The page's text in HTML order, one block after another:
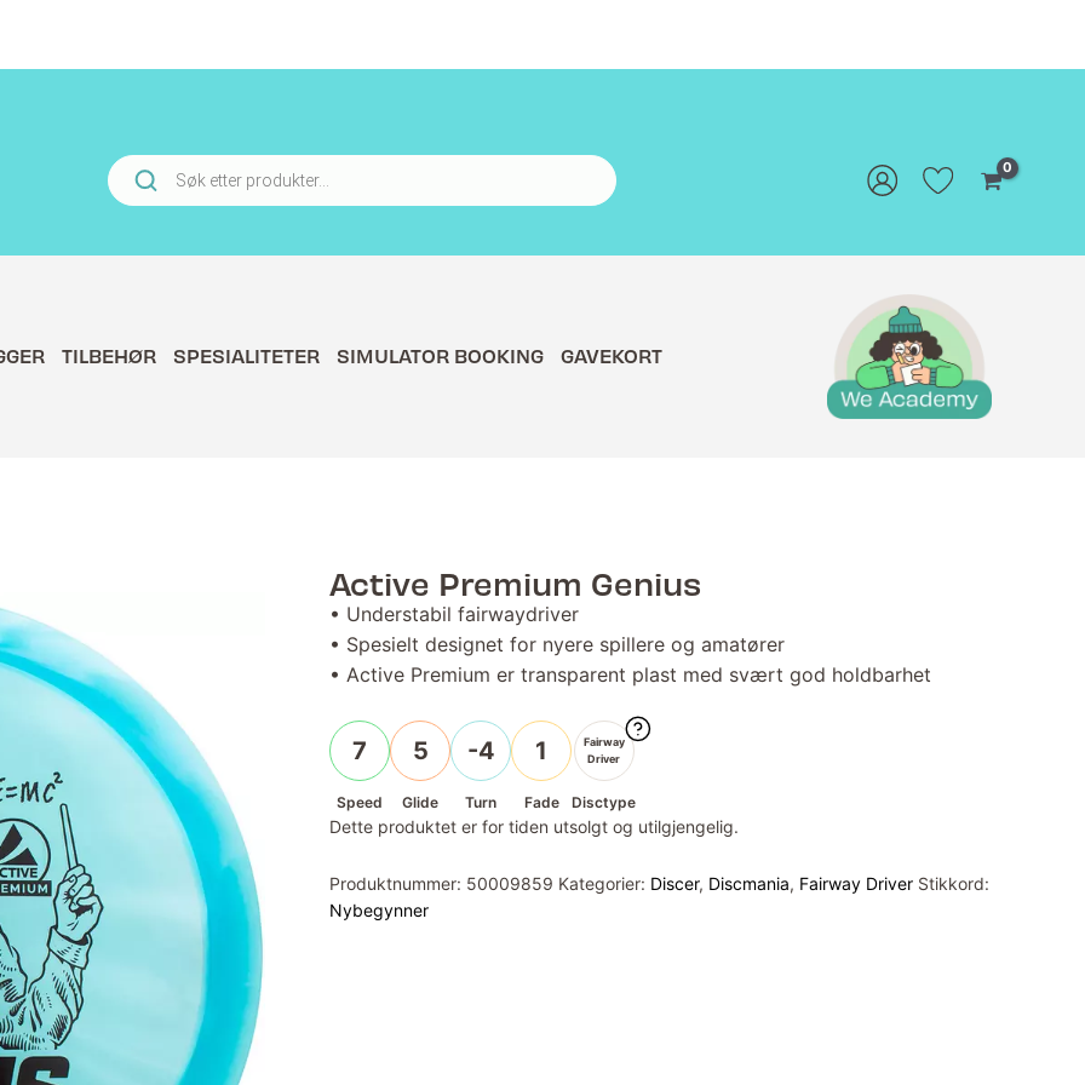
Products
search
TILBEHØR SPESIALITETER SIMULATOR BOOKING GAVEKORT
Active Premium Genius
• Understabil fairwaydriver
• Spesielt designet for nyere spillere og amatører
• Active Premium er transparent plast med svært god holdbarhet
7
Speed
5
Glide
-4
Turn
1
Fade
Fairway
Driver
Disctype
Dette produktet er for tiden utsolgt og utilgjengelig.
Produktnummer: 50009859 Kategorier: Discer, Discmania, Fairway Driver Stikkord:
Nybegynner